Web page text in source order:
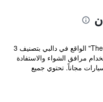
يتمتع مكان إقامة "The Gallery Motor Inn" الواقع في دالبي بتصنيف 3
مرافق الشواء والاستفادة
مجاناً. تحتوي جميع